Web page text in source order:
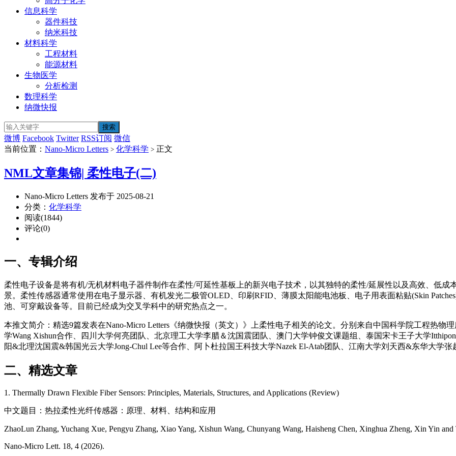
信息科学
器件科技
纳米科技
材料科学
工程材料
能源材料
生物医学
分析检测
数理科学
纳微快报
微博 Facebook Twitter RSS订阅 微信
当前位置： Nano-Micro Letters > 化学科学 > 正文
NML文章集锦| 柔性电子(二)
Nano-Micro Letters 发布于 2025-08-21
分类： 化学科学
阅读(1844)
评论(0)
一、专辑介绍
柔性电子设备是将有机/无机材料电子器件制作在柔性/可延性基板上的新兴电子技术，以其独特的柔性/延展性以及高效、低
景。柔性传感器通常使用在电子显示器、有机发光二极管OLED、印刷RFID 、薄膜太阳能电池板、电子用表面粘贴(Skin
池、可穿戴设备等。目前已经成为交叉学科中的研究热点之一。
本推文简介：精选9篇发表在Nano-Micro Letters《纳微快报（英文）》上柔性电子相关的论文。分别来自中国科学院工程热物理
学Wang Xishun合作、四川大学何亮团队、北京理工大学李腊＆沈国震团队、澳门大学钟俊文课题组、泰国宋卡王子大学
阳&北理沈国震&韩国光云大学Jong-Chul Lee等合作、阿卜杜拉国王科技大学Nazek El-Atab团队、江南大学刘天西&东华大学张
二、精选文章
1. Thermally Drawn Flexible Fiber Sensors: Principles, Materials, Structures, and Applications (Review)
中文题目：热拉柔性光纤传感器：原理、材料、结构和应用
ZhaoLun Zhang, Yuchang Xue, Pengyu Zhang, Xiao Yang, Xishun Wang, Chunyang Wang, Haisheng Chen, Xinghua Zheng, Xin Yin and
Nano-Micro Lett. 18, 4 (2026).